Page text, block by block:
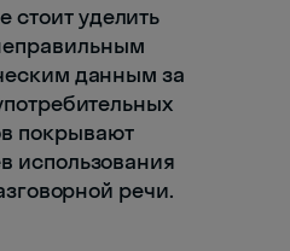
стоит уделить
данным за
покрывают
использования
речи.